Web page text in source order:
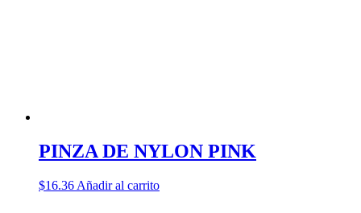
PINZA DE NYLON PINK
$16.36 Añadir al carrito